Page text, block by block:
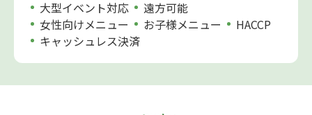
大型イベント対応
遠方可能
女性向けメニュー
お子様メニュー
HACCP
キャッシュレス決済